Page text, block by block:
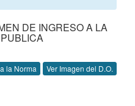
DE INGRESO A LA
la Norma Ver Imagen del D.O.